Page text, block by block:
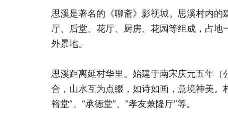
思溪是著名的《聊斋》影视城。思溪村内
厅、后堂、花厅、厨房、花园等组成，占
外景地。
思溪距离延村华里。始建于南宋庆元五年
合，山水互为点缀，如诗如画，意境神美。
裕堂”、“承德堂”、“孝友兼隆厅”等。